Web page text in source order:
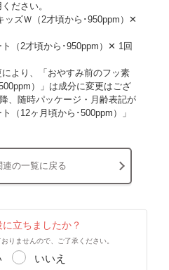
ださい。
ッズＷ（2才頃から･950ppm）✕
ト（2才頃から･950ppm）✕ 1回
より、「おやすみ前のフッ素
）」は成分に変更はござ
、随時パッケージ・月齢表記が
（12ヶ月頃から･500ppm）」
の一覧に戻る
立ちましたか？
りませんので、ご了承ください。
いいえ